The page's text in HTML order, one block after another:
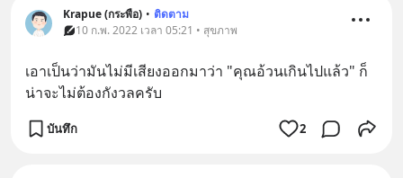
Krapue (กระพือ) • ติดตาม
10 ก.พ. 2022 เวลา 05:21 • สุขภาพ
เอาเป็นว่ามันไม่มีเสียงออกมาว่า "คุณอ้วนเกินไปแล้ว" ก็
น่าจะไม่ต้องกังวลครับ
บันทึก 2